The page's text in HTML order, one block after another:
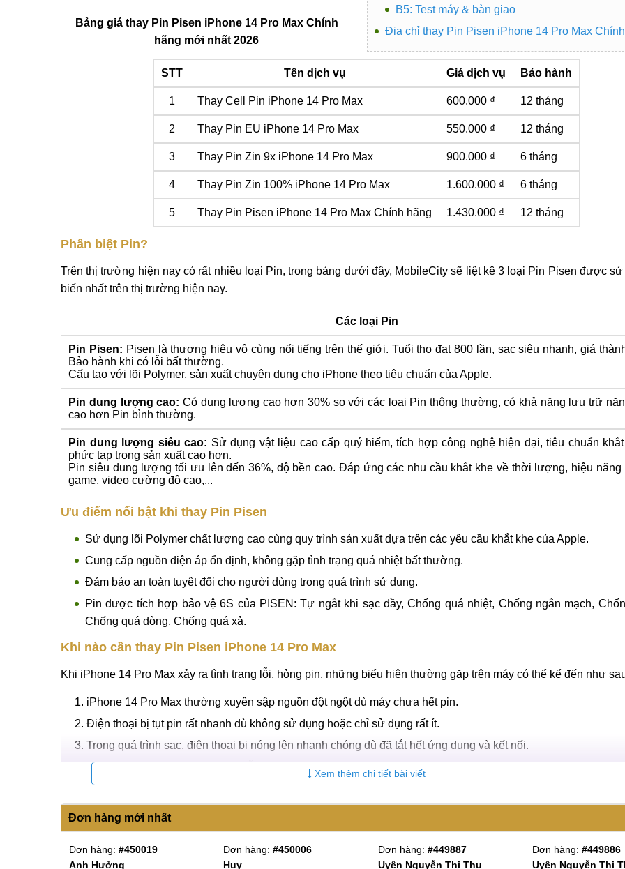
Quy trình thay Pin Pisen cho iPhone 14 Pro Max
B1: Tiếp nhận
B2: Kiểm tra
B3: Thay Pin
B4: Lắp ráp
B5: Test máy & bàn giao
Địa chỉ thay Pin Pisen iPhone 14 Pro Max Chính
chế độbảo hành 12 tháng.
để nắm được thông tin chi tiết liên quan đến dịch vụ thay
Pin cho chiếc di động này với từng loại màn hình khác
Bảng giá thay Pin Pisen iPhone 14 Pro Max Chính
STT Tên dịch vụ Giá dịch vụ Bảo hành
1 Thay Cell Pin iPhone 14 Pro Max 600.000 ₫ 12 tháng
Thay Pin Zin 9x iPhone 14 Pro Max 900.000 ₫ 6 tháng
4 Thay Pin Zin 100% iPhone 14 Pro Max
Thay Pin Pisen iPhone 14 Pro Max Chính hãng
Phân biệt Pin?
Trên thị trường hiện nay có rất nhiều loại Pin, trong bảng dưới đây, MobileCity sẽ liệt kê 3 loại Pin Pisen được sử
biến nhất trên thị trường hiện nay.
Các loại Pin
Pin Pisen:Pisen là thương hiệu vô cùng nổi tiếng trên thế giới. Tuổi thọ đạt 800 lần, sạc siêu nhanh, giá thành
Bảo hành khi có lỗi bất thường.
Cấu tạo với lõi Polymer, sản xuất chuyên dụng cho iPhone theo tiêu chuẩn của Apple.
Pin dung lượng cao: Có dung lượng cao hơn 30% so với các loại Pin thông thường, có khả năng lưu trữ
phức tạp trong sản xuất cao hơn.
Pin siêu dung lượng tối ưu lên đến 36%, độ bền cao. Đáp ứng các nhu cầu khắt khe về thời lượng, hiệu năng
game, video cường độ cao,...
Ưu điểm nổi bật khi thay Pin Pisen
Sử dụng lõi Polymer chất lượng cao cùng quy trình sản xuất dựa trên các yêu cầu khắt khe của Apple.
Cung cấp nguồn điện áp ổn định, không gặp tình trạng quá nhiệt bất thường.
Chống quá dòng, Chống quá xả.
Khi iPhone 14 Pro Max xảy ra tình trạng lỗi, hỏng pin, những biểu hiện thường gặp trên máy có thể kể đến như
iPhone 14 Pro Max thường xuyên sập nguồn đột ngột dù máy chưa hết pin.
Điện thoại bị tụt pin rất nhanh dù không sử dụng hoặc chỉ sử dụng rất ít.
Trong quá trình sạc, điện thoại bị nóng lên nhanh chóng dù đã tắt hết ứng dụng và kết nối.